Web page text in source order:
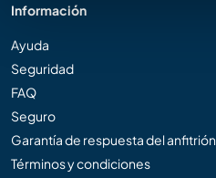
Información
Ayuda
Seguridad
FAQ
Seguro
Garantía de respuesta del anfitrión
Términos y condiciones